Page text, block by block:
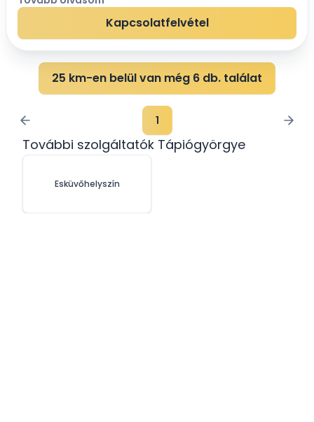
evőeszközöket. Elkészítjük az állófogadást, a tel...
Kapcsolatfelvétel
25 km-en belül van még 6 db. találat
1
További szolgáltatók Tápiógyörgye
Esküvőhelyszín